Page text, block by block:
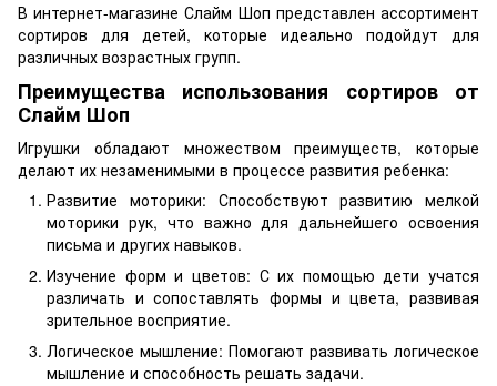
В интернет-магазине Слайм Шоп представлен ассортимент
сортиров для детей, которые идеально подойдут для
различных возрастных групп.
Преимущества использования сортиров от
Слайм Шоп
Игрушки обладают множеством преимуществ, которые
делают их незаменимыми в процессе развития ребенка:
Развитие моторики: Способствуют развитию мелкой
моторики рук, что важно для дальнейшего освоения
письма и других навыков.
Изучение форм и цветов: С их помощью дети учатся
различать и сопоставлять формы и цвета, развивая
зрительное восприятие.
Логическое мышление: Помогают развивать логическое
мышление и способность решать задачи.